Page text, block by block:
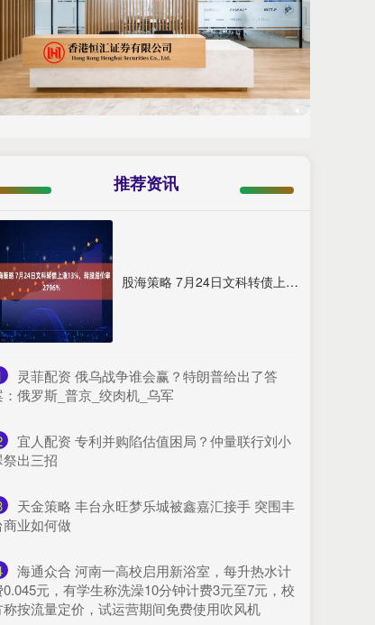
推荐资讯
股海策略 7月24日文科转债上涨13%，转股溢价率2796%
​灵菲配资 俄乌战争谁会赢？特朗普给出了答
：俄罗斯_普京_绞肉机_乌军
​宜人配资 专利并购陷估值困局？仲量联行刘小
祭出三招
​天金策略 丰台永旺梦乐城被鑫嘉汇接手 突围丰
商业如何做
​海通众合 河南一高校启用新浴室，每升热水计
0.045元，有学生称洗澡10分钟计费3元至7元，校
称按流量定价，试运营期间免费使用吹风机